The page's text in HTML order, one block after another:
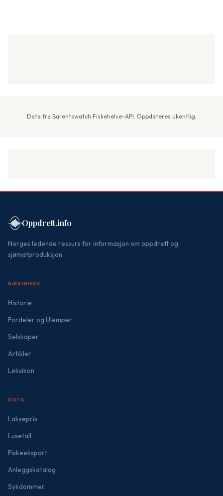
Data fra Barentswatch Fiskehelse-API. Oppdateres ukentlig.
Oppdrett.info
Norges ledende ressurs for informasjon om oppdrett og
sjømatproduksjon.
NÆRINGEN
Historie
Fordeler og Ulemper
Selskaper
Artikler
Leksikon
DATA
Laksepris
Lusetall
Fiskeeksport
Anleggskatalog
Sykdommer